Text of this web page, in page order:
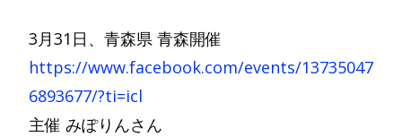
3月31日、青森県 青森開催
https://www.facebook.com/events/13735047
6893677/?ti=icl
主催 みぽりんさん